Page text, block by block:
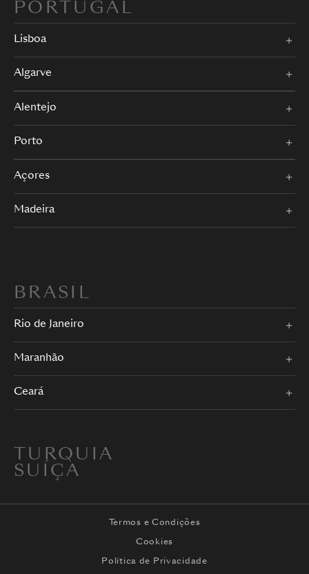
PORTUGAL
Lisboa
Algarve
Alentejo
Porto
Açores
Madeira
BRASIL
Rio de Janeiro
Maranhão
Ceará
TURQUIA
SUÍÇA
Termos e Condições
Cookies
Política de Privacidade